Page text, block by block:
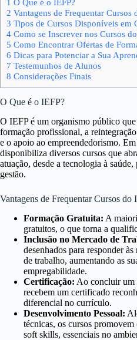
1 O Que é o IEFP?
2 Vantagens de Frequentar Cursos
3 Tipos de Cursos Disponíveis em
4 Como se Inscrever nos Cursos
5 Como Encontrar Ofertas de
6 Dicas para Potenciar a Sua
7 Testemunhos de Alunos
8 Considerações Finais
O Que é o IEFP?
O IEFP é um organismo público
formação profissional, a
e o apoio ao empreendedorismo.
disponibiliza diversos cursos que
atuação, desde a tecnologia à
gestão.
Vantagens de Frequentar Cursos do
Formação Gratuita: A
gratuitos, o que torna a
Inclusão no Mercado de
desenhados para responder
de trabalho, aumentando as
empregabilidade.
Certificação: Ao concluir um
recebem um certificado
diferencial no currículo.
Desenvolvimento Pessoal:
técnicas, os cursos
soft skills, essenciais no